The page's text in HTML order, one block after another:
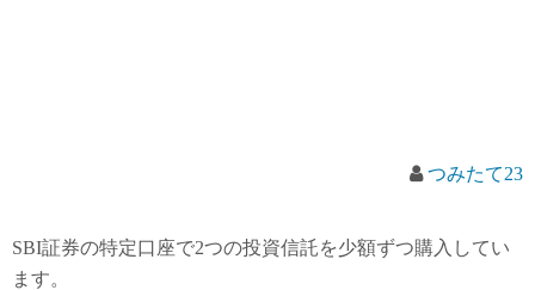
つみたて23
SBI証券の特定口座で2つの投資信託を少額ずつ購入してい
ます。